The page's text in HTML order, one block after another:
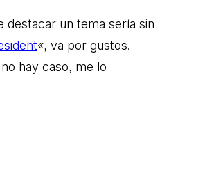
destacar un tema sería sin
«, va por gustos.
hay caso, me lo